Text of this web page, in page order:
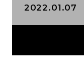
2022.01.07